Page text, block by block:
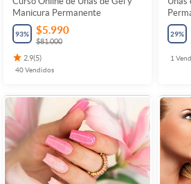
Manicura Permanente
93% $5.990
$81.000
2.9(5)
40Vendidos
29%
1